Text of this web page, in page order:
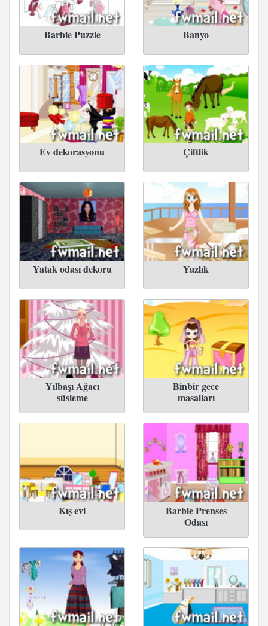
Barbie Puzzle Banyo
Ev dekorasyonu Çiftlik
Yatak odası dekoru Yazlık
Yılbaşı Ağacı
süsleme
Binbir gece
masalları
Kış evi
Barbie Prenses
Odası